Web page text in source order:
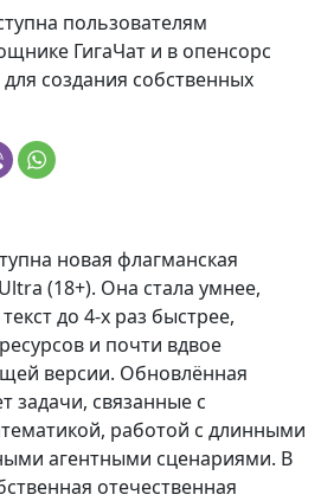
пользователям
ГигаЧат и в опенсорс
создания собственных
новая флагманская
(18+). Она стала умнее,
до 4-х раз быстрее,
и почти вдвое
версии. Обновлённая
задачи, связанные с
работой с длинными
агентными сценариями. В
отечественная